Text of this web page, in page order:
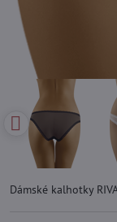
Dámské kalhotky